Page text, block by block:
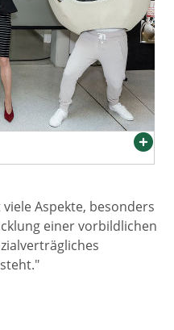
Aspekte, besonders
einer vorbildlichen